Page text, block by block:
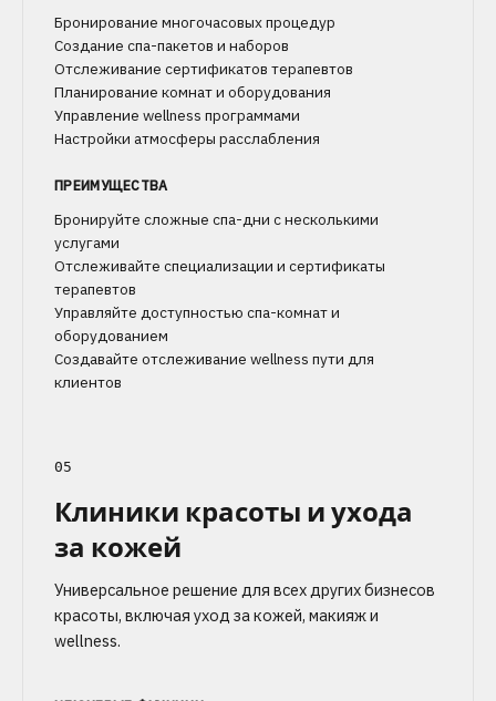
Бронирование многочасовых процедур
Создание спа-пакетов и наборов
Отслеживание сертификатов терапевтов
Планирование комнат и оборудования
Управление wellness программами
Настройки атмосферы расслабления
ПРЕИМУЩЕСТВА
Бронируйте сложные спа-дни с несколькими
услугами
Отслеживайте специализации и сертификаты
терапевтов
Управляйте доступностью спа-комнат и
оборудованием
Создавайте отслеживание wellness пути для
клиентов
05
Клиники красоты и ухода
за кожей
Универсальное решение для всех других бизнесов
красоты, включая уход за кожей, макияж и
wellness.